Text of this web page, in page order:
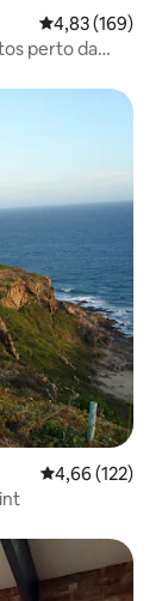
4,83 de uma
4,83 (169)
perto da
4,66 de uma
4,66 (122)